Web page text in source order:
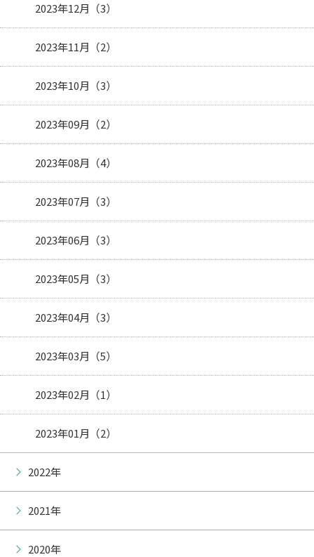
2023年12月（3）
2023年11月（2）
2023年10月（3）
2023年09月（2）
2023年08月（4）
2023年07月（3）
2023年06月（3）
2023年05月（3）
2023年04月（3）
2023年03月（5）
2023年02月（1）
2023年01月（2）
2022年
2021年
2020年